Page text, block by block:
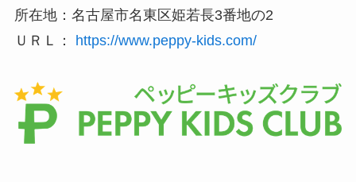
所在地：名古屋市名東区姫若長3番地の2
ＵＲＬ：
https://www.peppy-kids.com/